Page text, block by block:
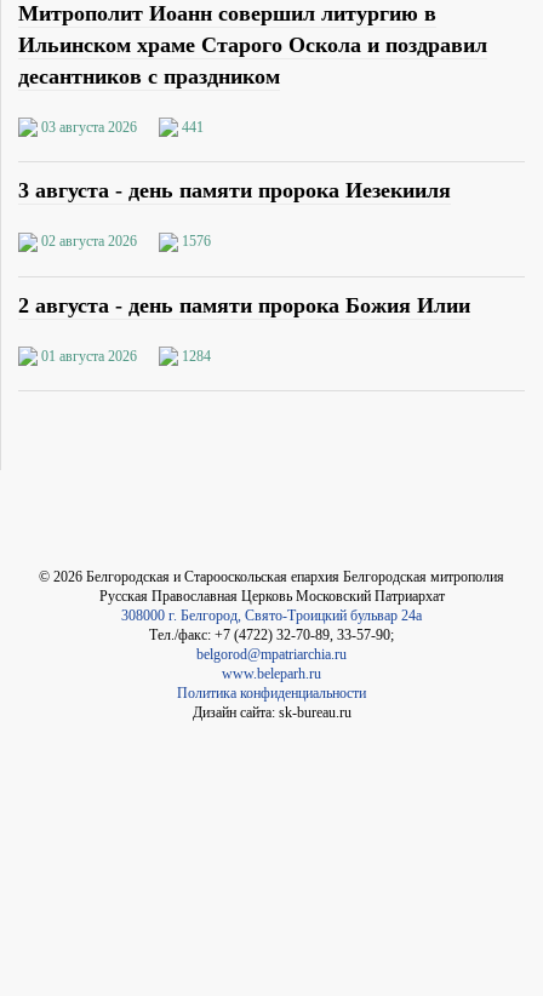
Митрополит Иоанн совершил литургию в
Ильинском храме Старого Оскола и поздравил
десантников с праздником
03 августа 2026 441
3 августа - день памяти пророка Иезекииля
02 августа 2026 1576
2 августа - день памяти пророка Божия Илии
01 августа 2026 1284
© 2026 Белгородская и Старооскольская епархия Белгородская митрополия
Русская Православная Церковь Московский Патриархат
308000 г. Белгород, Свято-Троицкий бульвар 24а
Тел./факс: +7 (4722) 32-70-89, 33-57-90;
belgorod@mpatriarchia.ru
www.beleparh.ru
Политика конфиденциальности
Дизайн сайта: sk-bureau.ru